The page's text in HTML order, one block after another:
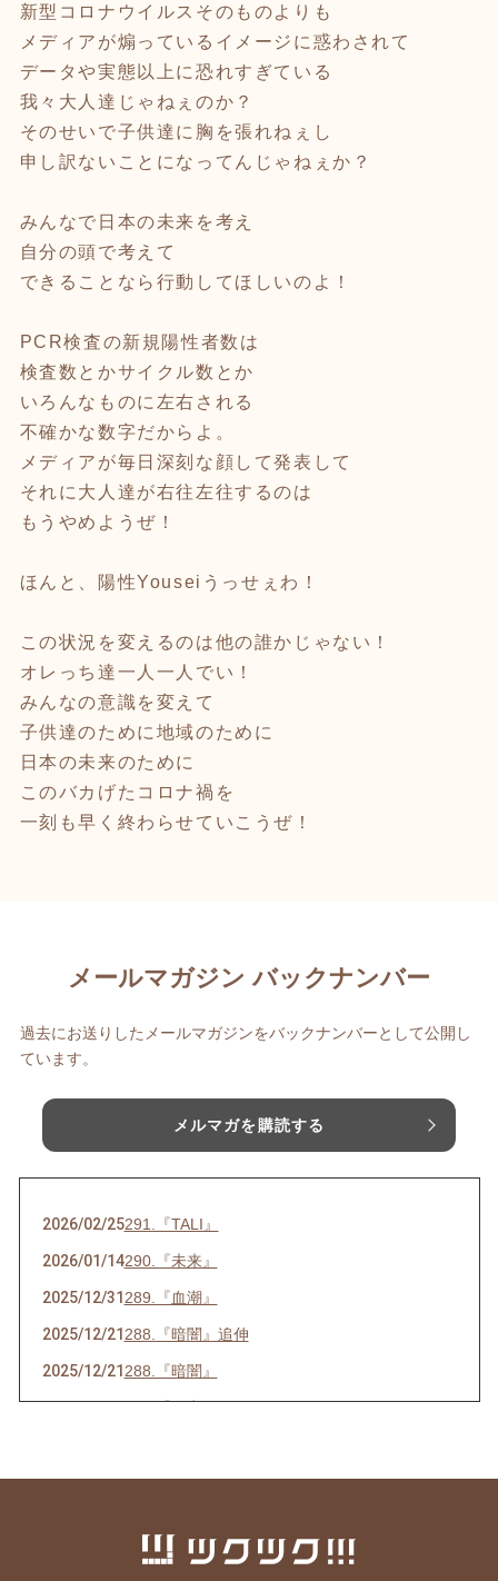
新型コロナウイルスそのものよりも
メディアが煽っているイメージに惑わされて
データや実態以上に恐れすぎている
我々大人達じゃねぇのか？
そのせいで子供達に胸を張れねぇし
申し訳ないことになってんじゃねぇか？
みんなで日本の未来を考え
自分の頭で考えて
できることなら行動してほしいのよ！
PCR検査の新規陽性者数は
検査数とかサイクル数とか
いろんなものに左右される
不確かな数字だからよ。
メディアが毎日深刻な顔して発表して
それに大人達が右往左往するのは
もうやめようぜ！
ほんと、陽性Youseiうっせぇわ！
この状況を変えるのは他の誰かじゃない！
オレっち達一人一人でい！
みんなの意識を変えて
子供達のために地域のために
日本の未来のために
このバカげたコロナ禍を
一刻も早く終わらせていこうぜ！
メールマガジン バックナンバー
過去にお送りしたメールマガジンをバックナンバーとして公開し
ています。
メルマガを購読する
2026/02/25291.『TALI』
2026/01/14290.『未来』
2025/12/31289.『血潮』
2025/12/21288.『暗闇』追伸
2025/12/21288.『暗闇』
2025/07/16286.『ネ申』
2025/05/28284.『東京』
282.『葛藤』